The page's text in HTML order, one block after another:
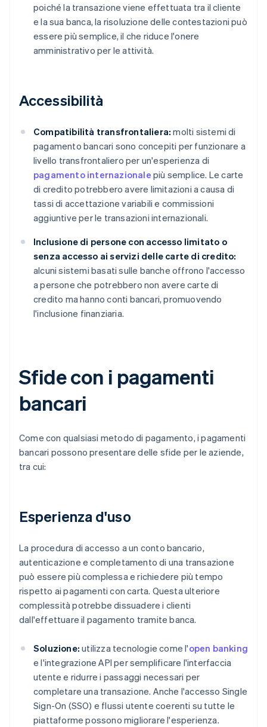
poiché la transazione viene effettuata tra il cliente
e la sua banca, la risoluzione delle contestazioni può
essere più semplice, il che riduce l'onere
amministrativo per le attività.
Accessibilità
Compatibilità transfrontaliera: molti sistemi di
pagamento bancari sono concepiti per funzionare a
livello transfrontaliero per un'esperienza di
pagamento internazionale più semplice. Le carte
di credito potrebbero avere limitazioni a causa di
tassi di accettazione variabili e commissioni
aggiuntive per le transazioni internazionali.
Inclusione di persone con accesso limitato o
senza accesso ai servizi delle carte di credito:
alcuni sistemi basati sulle banche offrono l'accesso
a persone che potrebbero non avere carte di
credito ma hanno conti bancari, promuovendo
l'inclusione finanziaria.
Sfide con i pagamenti
bancari
Come con qualsiasi metodo di pagamento, i pagamenti
bancari possono presentare delle sfide per le aziende,
tra cui:
Esperienza d'uso
La procedura di accesso a un conto bancario,
autenticazione e completamento di una transazione
può essere più complessa e richiedere più tempo
rispetto ai pagamenti con carta. Questa ulteriore
complessità potrebbe dissuadere i clienti
dall'effettuare il pagamento tramite banca.
Soluzione: utilizza tecnologie come l'open banking
e l'integrazione API per semplificare l'interfaccia
utente e ridurre i passaggi necessari per
completare una transazione. Anche l'accesso Single
Sign-On (SSO) e flussi utente coerenti su tutte le
piattaforme possono migliorare l'esperienza.